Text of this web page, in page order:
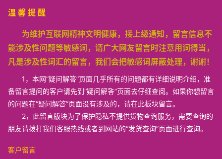
温 馨 提 醒
为维护互联网精神文明健康，接上级通知，留言信息不
能涉及性问题等敏感词，请广大网友留言时注意用词得当，
凡是涉及性词汇的留言，我们会把敏感词屏蔽处理，谢谢！
1，本网“疑问解答”页面几乎所有的问题都有详细说明介绍，准
备留言提问的客户请先到“疑问解答”页面去仔细查阅。如果你想留言
的问题在“疑问解答”页面没有涉及的，请在此板块留言。
2，此留言版块为了保护隐私不提供货物查询服务，需要查询的
朋友请拨打我们客服热线或者到网站的“发货查询”页面进行查询。
客户留言